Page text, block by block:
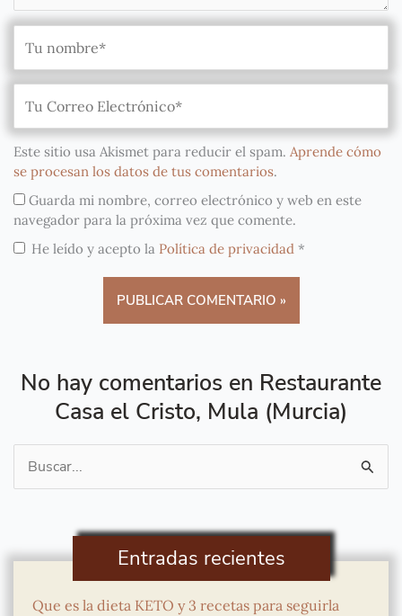
Este sitio usa Akismet para reducir el spam. Aprende cómo
se procesan los datos de tus comentarios.
Guarda mi nombre, correo electrónico y web en este
navegador para la próxima vez que comente.
He leído y acepto la Política de privacidad *
No hay comentarios en Restaurante
Casa el Cristo, Mula (Murcia)
Buscar
por:
Entradas recientes
Que es la dieta KETO y 3 recetas para seguirla